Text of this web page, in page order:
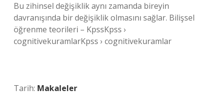
Bu zihinsel değişiklik aynı zamanda bireyin
davranışında bir değişiklik olmasını sağlar. Bilişsel
öğrenme teorileri – KpssKpss ›
cognitivekuramlarKpss › cognitivekuramlar
Tarih: Makaleler